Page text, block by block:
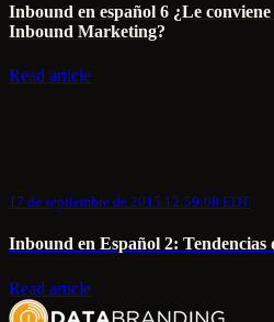
Inbound en español 6 ¿Le
Inbound Marketing?
Read article
17 de septiembre de 2015 12:59:00 EDT
Inbound en Español 2: Tendencias
Read article